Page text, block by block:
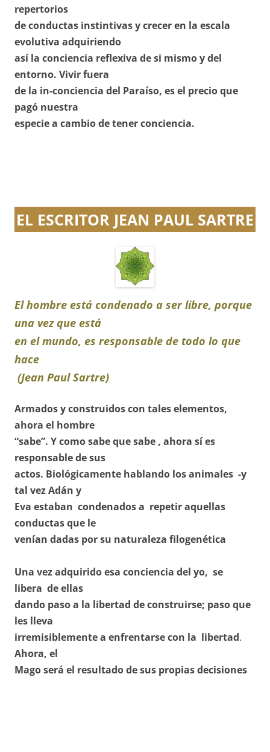
repertorios
de conductas instintivas y crecer en la escala
evolutiva adquiriendo
así la conciencia reflexiva de si mismo y del
entorno. Vivir fuera
de la in-conciencia del Paraíso, es el precio que
pagó nuestra
especie a cambio de tener conciencia.
EL ESCRITOR JEAN PAUL SARTRE
El hombre está condenado a ser libre, porque
una vez que está
en el mundo, es responsable de todo lo que
hace
(Jean Paul Sartre)
Armados y construidos con tales elementos,
ahora el hombre
“sabe”. Y como sabe que sabe , ahora sí es
responsable de sus
actos. Biológicamente hablando los animales -y
tal vez Adán y
Eva estaban condenados a repetir aquellas
conductas que le
venían dadas por su naturaleza filogenética
Una vez adquirido esa conciencia del yo, se
libera de ellas
dando paso a la libertad de construirse; paso que
les lleva
irremisiblemente a enfrentarse con la libertad.
Ahora, el
Mago será el resultado de sus propiasdecisiones